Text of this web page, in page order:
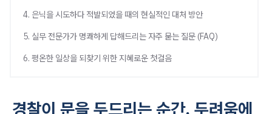
4. 은닉을 시도하다 적발되었을 때의 현실적인 대처 방안
5. 실무 전문가가 명쾌하게 답해드리는 자주 묻는 질문 (FAQ)
6. 평온한 일상을 되찾기 위한 지혜로운 첫걸음
경찰이 문을 두드리는 순간, 두려움에